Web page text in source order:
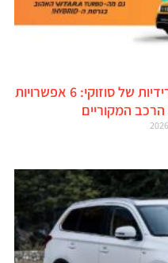
הוצג הסדר פשרה בפרשת ההיברידיות של סוזוקי: 6 אפשרויות
המקוריים